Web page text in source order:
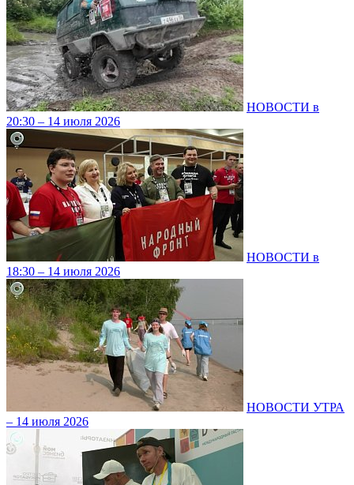
НОВОСТИ в
20:30 – 14 июля 2026
НОВОСТИ в
18:30 – 14 июля 2026
НОВОСТИ УТРА
– 14 июля 2026